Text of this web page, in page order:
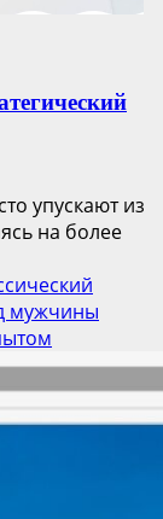
упускают из
на более
мужчины